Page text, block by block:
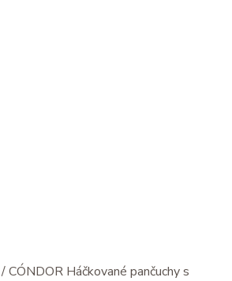
/ CÓNDOR Háčkované pančuchy s